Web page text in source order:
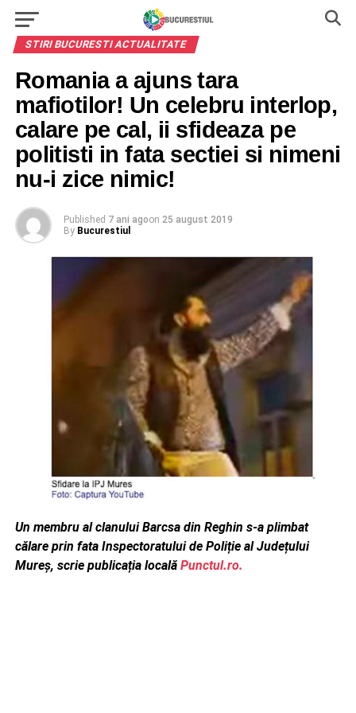
STIRI BUCURESTI ACTUALITATE
Romania a ajuns tara
mafiotilor! Un celebru interlop,
calare pe cal, ii sfideaza pe
politisti in fata sectiei si nimeni
nu-i zice nimic!
Published 7 ani agoon 25 august 2019
By Bucurestiul
Un membru al clanului Barcsa din Reghin s-a plimbat
călare prin fata Inspectoratului de Poliție al Județului
Mureș, scrie publicația locală Punctul.ro.